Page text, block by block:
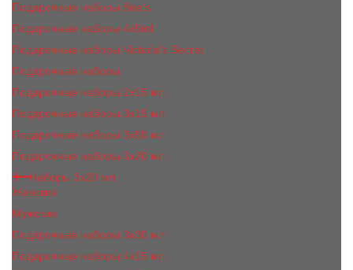
Подарочные наборы Bea's
Подарочные наборы 4х5ml
Подарочные наборы Victoria's Secret
Подарочные наборы
Подарочные наборы 2x15 мл
Подарочные наборы 3х15 мл
Подарочные наборы 3x50 мл
Подарочные наборы 3x20 мл
Наборы 3х20 мл
Женские
Мужские
Подарочные наборы 3х30 мл
Подарочные наборы 4x15 мл